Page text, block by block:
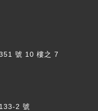
號 10 樓之 7
2 號